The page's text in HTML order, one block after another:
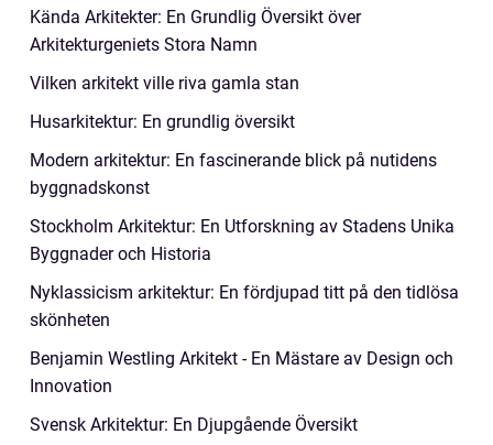
Kända Arkitekter: En Grundlig Översikt över
Arkitekturgeniets Stora Namn
Vilken arkitekt ville riva gamla stan
Husarkitektur: En grundlig översikt
Modern arkitektur: En fascinerande blick på nutidens
byggnadskonst
Stockholm Arkitektur: En Utforskning av Stadens Unika
Byggnader och Historia
Nyklassicism arkitektur: En fördjupad titt på den tidlösa
skönheten
Benjamin Westling Arkitekt - En Mästare av Design och
Innovation
Svensk Arkitektur: En Djupgående Översikt